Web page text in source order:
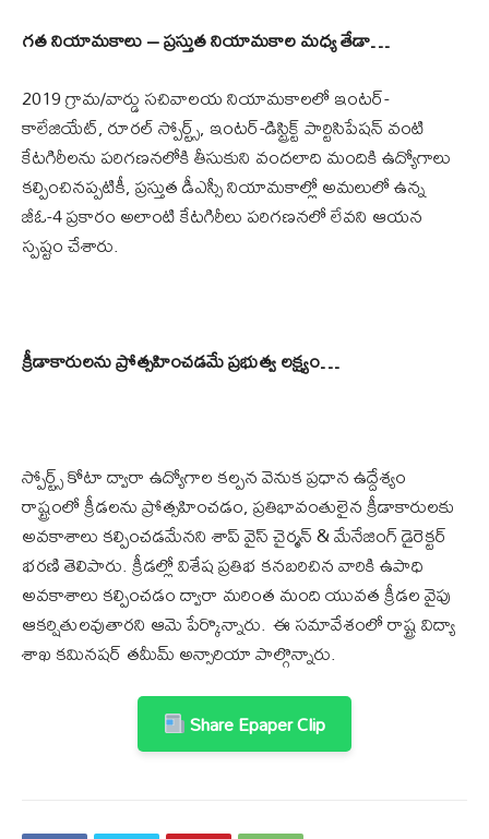
గత నియామకాలు – ప్రస్తుత నియామకాల మధ్య తేడా…
2019 గ్రామ/వార్డు సచివాలయ నియామకాలలో ఇంటర్-
కాలేజియేట్, రూరల్ స్పోర్ట్స్, ఇంటర్-డిస్ట్రిక్ట్ పార్టిసిపేషన్ వంటి
కేటగిరీలను పరిగణనలోకి తీసుకుని వందలాది మందికి ఉద్యోగాలు
కల్పించినప్పటికీ, ప్రస్తుత డీఎస్సీ నియామకాల్లో అమలులో ఉన్న
జీఓ-4 ప్రకారం అలాంటి కేటగిరీలు పరిగణనలో లేవని ఆయన
స్పష్టం చేశారు.
క్రీడాకారులను ప్రోత్సహించడమే ప్రభుత్వ లక్ష్యం…
స్పోర్ట్స్ కోటా ద్వారా ఉద్యోగాల కల్పన వెనుక ప్రధాన ఉద్దేశ్యం
రాష్ట్రంలో క్రీడలను ప్రోత్సహించడం, ప్రతిభావంతులైన క్రీడాకారులకు
అవకాశాలు కల్పించడమేనని శాప్ వైస్ చైర్మన్ & మేనేజింగ్ డైరెక్టర్
భరణి తెలిపారు. క్రీడల్లో విశేష ప్రతిభ కనబరిచిన వారికి ఉపాధి
అవకాశాలు కల్పించడం ద్వారా మరింత మంది యువత క్రీడల వైపు
ఆకర్షితులవుతారని ఆమె పేర్కొన్నారు. ఈ సమావేశంలో రాష్ట్ర విద్యా
శాఖ కమినషర్ తమీమ్ అన్సారియా పాల్గొన్నారు.
Share Epaper Clip